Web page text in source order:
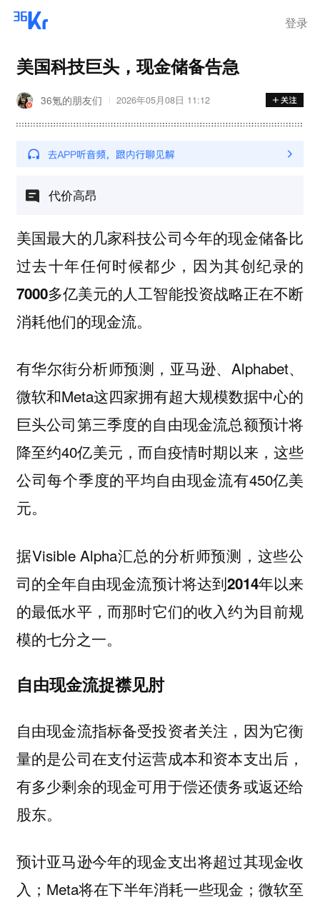
登录
美国科技巨头，现金储备告急
36氪的朋友们 2026年05月08日 11:12
代价高昂
美国最大的几家科技公司今年的现金储备比
过去十年任何时候都少，因为其创纪录的
7000多亿美元的人工智能投资战略正在不断
消耗他们的现金流。
有华尔街分析师预测，亚马逊、Alphabet、
微软和Meta这四家拥有超大规模数据中心的
巨头公司第三季度的自由现金流总额预计将
降至约40亿美元，而自疫情时期以来，这些
公司每个季度的平均自由现金流有450亿美
元。
据Visible Alpha汇总的分析师预测， 这些公
司的全年自由现金流预计将达到2014年以来
的最低水平，而那时它们的收入约为目前规
模的七分之一。
自由现金流捉襟见肘
自由现金流指标备受投资者关注，因为它衡
量的是公司在支付运营成本和资本支出后，
有多少剩余的现金可用于偿还债务或返还给
股东。
预计亚马逊今年的现金支出将超过其现金收
入；Meta将在下半年消耗一些现金；微软至